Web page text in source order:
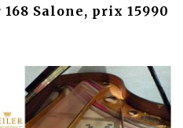
Salone, prix 15990